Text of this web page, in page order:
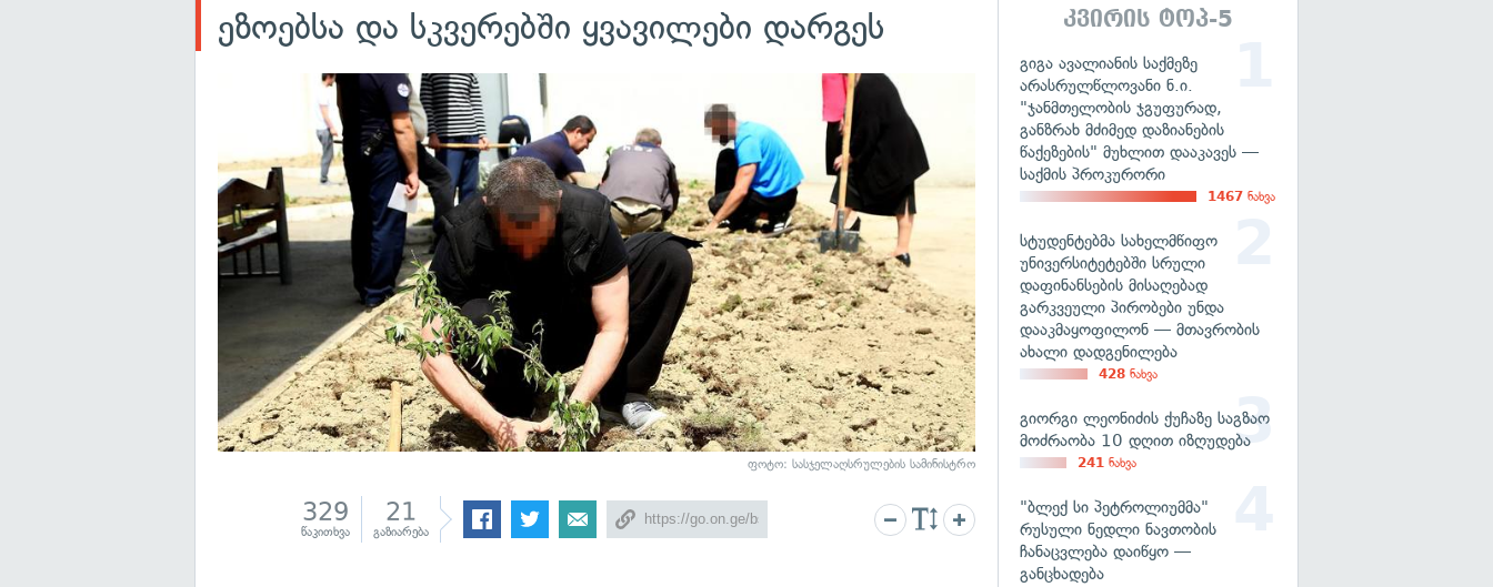
ეზოებსა და სკვერებში ყვავილები დარგეს
ფოტო: სასჯელაღსრულების სამინისტრო
329
წაკითხვა
21
გაზიარება
კვირის ტოპ-5
გიგა ავალიანის საქმეზე
არასრულწლოვანი ნ.ი.
"ჯანმთელობის ჯგუფურად,
განზრახ მძიმედ დაზიანების
წაქეზების" მუხლით დააკავეს —
საქმის პროკურორი
1467 ნახვა
სტუდენტებმა სახელმწიფო
უნივერსიტეტებში სრული
დაფინანსების მისაღებად
გარკვეული პირობები უნდა
დააკმაყოფილონ — მთავრობის
ახალი დადგენილება
428 ნახვა
გიორგი ლეონიძის ქუჩაზე საგზაო
მოძრაობა 10 დღით იზღუდება
241 ნახვა
"ბლექ სი პეტროლიუმმა"
რუსული ნედლი ნავთობის
ჩანაცვლება დაიწყო —
განცხადება